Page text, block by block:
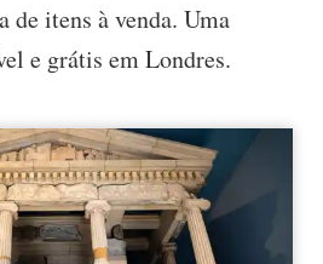
de itens à venda. Uma
e grátis em Londres.